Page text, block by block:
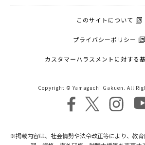
このサイトについて
プライバシーポリシー
カスタマーハラスメントに対する
Copyright © Yamaguchi Gakuen. All
※掲載内容は、社会情勢や法令改正等により、教